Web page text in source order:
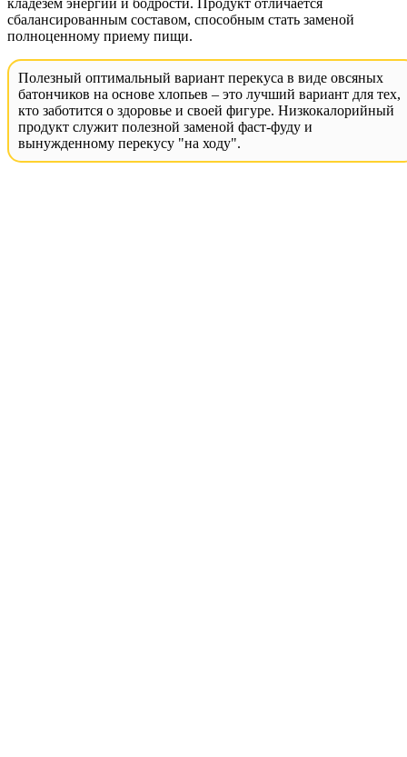
кладезем энергии и бодрости. Продукт отличается
сбалансированным составом, способным стать заменой
полноценному приему пищи.
Полезный оптимальный вариант перекуса в виде овсяных
батончиков на основе хлопьев – это лучший вариант для тех,
кто заботится о здоровье и своей фигуре. Низкокалорийный
продукт служит полезной заменой фаст-фуду и
вынужденному перекусу "на ходу".